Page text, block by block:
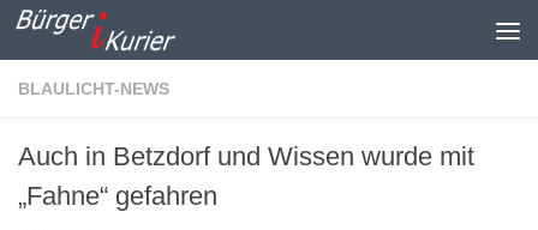
Zum Inhalt springen
BLAULICHT-NEWS
Auch in Betzdorf und Wissen wurde mit
„Fahne“ gefahren